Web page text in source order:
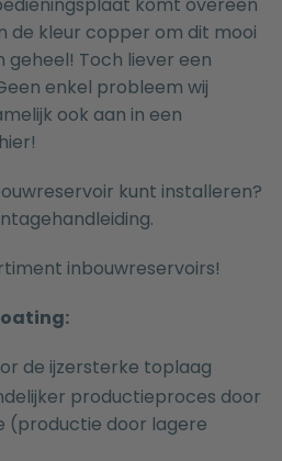
komt overeen
de kleur copper om dit mooi
Toch liever een
enkel probleem wij
ook aan in een
kunt installeren?
inbouwreservoirs!
de ijzersterke toplaag
productieproces door
(productie door lagere